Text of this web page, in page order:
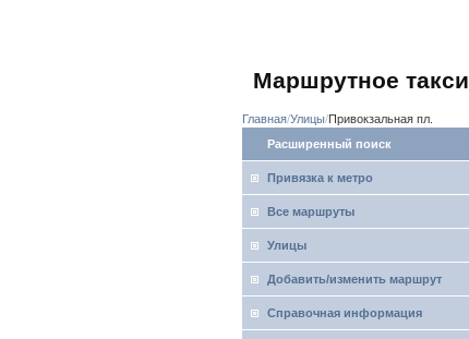
Маршрутное такси
Главная Улицы Привокзальная пл.
Расширенный поиск
Привязка к метро
Все маршруты
Улицы
Добавить/изменить маршрут
Справочная информация